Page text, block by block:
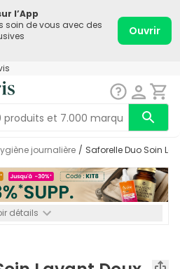
l’App
soin de vous avec des
Ouvrir
Hygiène journalière / Saforelle Duo Soin
détails